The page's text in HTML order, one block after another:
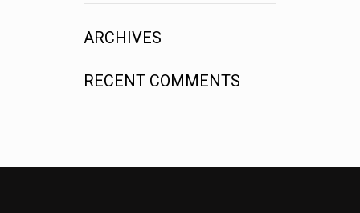
ARCHIVES
RECENT COMMENTS